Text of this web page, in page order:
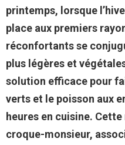
printemps, lorsque
place aux premiers
réconfortants se
plus légères et
solution efficace pour
verts et le poisson aux
heures en cuisine.
croque-monsieur,